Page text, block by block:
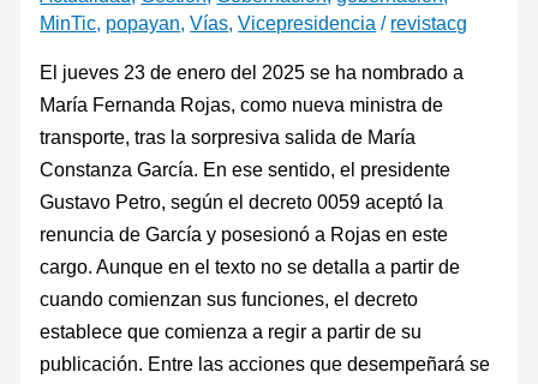
MinTic, popayan,Vías,Vicepresidencia / revistacg
El jueves 23 de enero del 2025 se ha nombrado a
María Fernanda Rojas, como nueva ministra de
transporte, tras la sorpresiva salida de María
Constanza García. En ese sentido, el presidente
Gustavo Petro, según el decreto 0059 aceptó la
renuncia de García y posesionó a Rojas en este
cargo. Aunque en el texto no se detalla a partir de
cuando comienzan sus funciones, el decreto
establece que comienza a regir a partir de su
publicación. Entre las acciones que desempeñará se